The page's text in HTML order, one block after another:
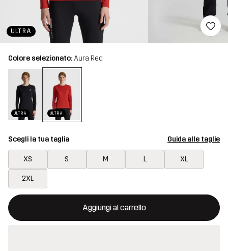
ULTRA
Colore selezionato: Aura Red
ULTRA ULTRA
Scegli la tua taglia Guida alle taglie
XS S M L XL
2XL
Aggiungi al carrello
Questo tasto aprirà una finestra modale per confermare un
{{size}} non disponibile